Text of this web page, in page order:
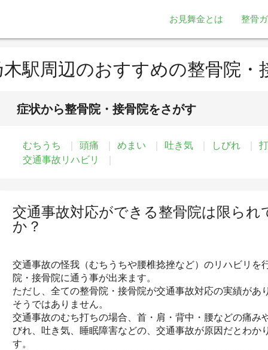
お見舞金とは 整骨
木駅周辺のおすすめの整骨院・
症状から整骨院・接骨院をさがす
むちうち 頭痛 めまい 吐き気 しびれ
交通事故リハビリ
交通事故対応ができる整骨院は限ら
か？
交通事故の怪我（むちうちや腰椎捻挫など）のリハビリを
院・接骨院に通う事が出来ます。
ただし、全ての整骨院・接骨院が交通事故対応の実績があ
そうではありません。
交通事故のむち打ちの場合、首・肩・背中・腰などの痛み
びれ、吐き気、睡眠障害などの、交通事故が原因だとわか
す。